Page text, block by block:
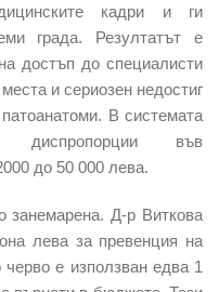
кадри и ги
града. Резултатът е
достъп до специалисти
и сериозен недостиг
В системата
диспропорции във
до 50 000 лева.
занемарена. Д-р Виткова
лева за превенция на
е използван едва 1